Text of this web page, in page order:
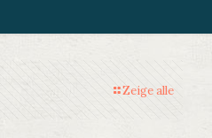
Zeige alle